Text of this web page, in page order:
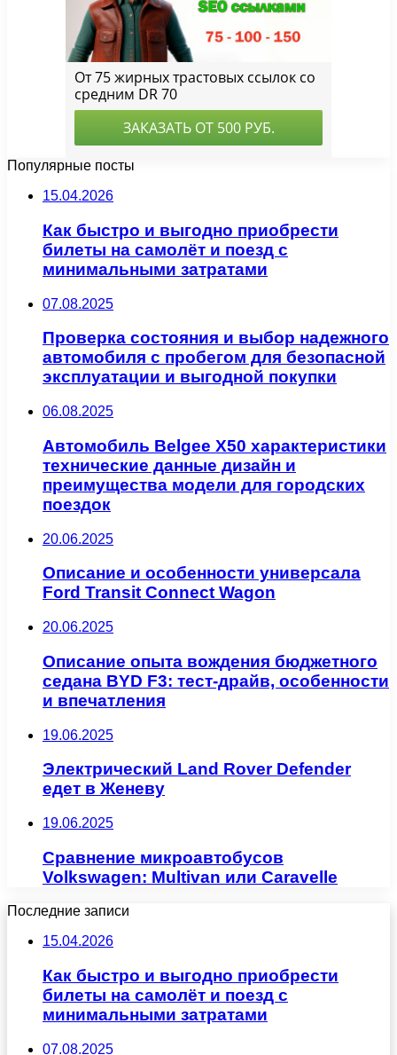
Популярные посты
15.04.2026
Как быстро и выгодно приобрести
билеты на самолёт и поезд с
минимальными затратами
07.08.2025
Проверка состояния и выбор надежного
автомобиля с пробегом для безопасной
эксплуатации и выгодной покупки
06.08.2025
Автомобиль Belgee X50 характеристики
технические данные дизайн и
преимущества модели для городских
поездок
20.06.2025
Описание и особенности универсала
Ford Transit Connect Wagon
20.06.2025
Описание опыта вождения бюджетного
седана BYD F3: тест-драйв, особенности
и впечатления
19.06.2025
Электрический Land Rover Defender
едет в Женеву
19.06.2025
Сравнение микроавтобусов
Volkswagen: Multivan или Caravelle
Последние записи
15.04.2026
Как быстро и выгодно приобрести
билеты на самолёт и поезд с
минимальными затратами
07.08.2025